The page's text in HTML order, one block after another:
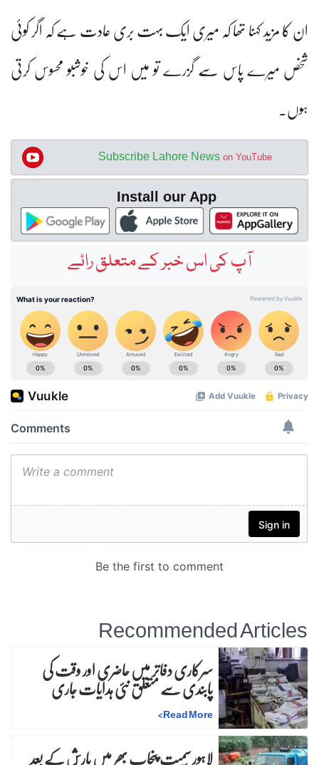
ان کا مزید کہنا تھا کہ میری ایک بہت بری عادت ہے کہ اگر کوئی
شخص میرے پاس سے گزرے تو میں اس کی خوشبو محسوس کرتی
ہوں۔
Subscribe Lahore News on YouTube
Install our App
آپ کی اس خبر کے متعلق رائے
Recommended Articles
سرکاری دفاتر میں حاضری اور وقت کی
پابندی سے متعلق نئی ہدایات جاری
Read More
>